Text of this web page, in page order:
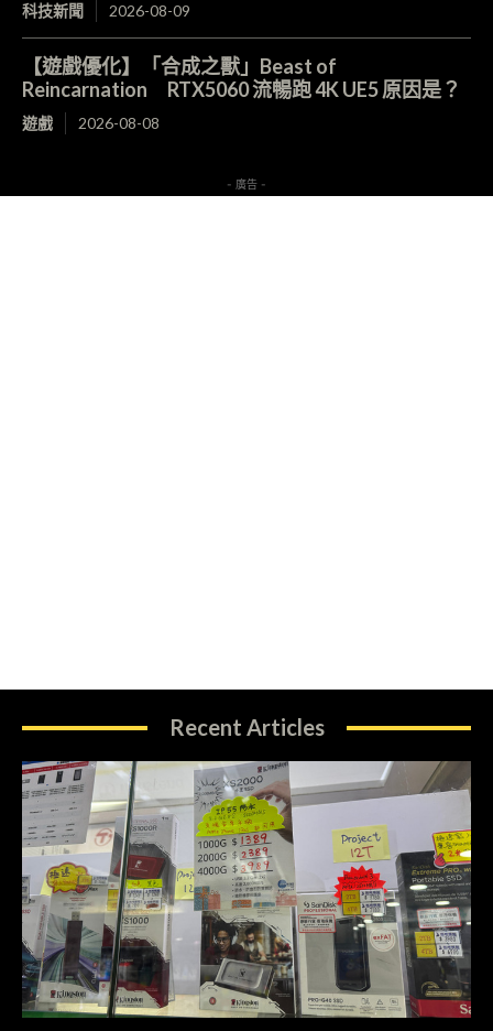
科技新聞 2026-08-09
【遊戲優化】「合成之獸」Beast of
Reincarnation RTX5060 流暢跑 4K UE5 原因是？
遊戲 2026-08-08
- 廣告 -
Recent Articles